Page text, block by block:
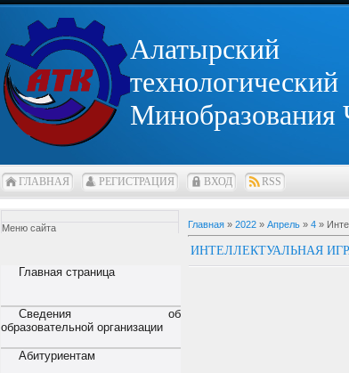
Алатырский
ГЛАВНАЯ РЕГИСТРАЦИЯ ВХОД RSS
Меню сайта
Главная страница
Сведения об
образовательной организации
Абитуриентам
Главная » 2022 » Апрель » 4 »
ИНТЕЛЛЕКТУАЛЬНАЯ